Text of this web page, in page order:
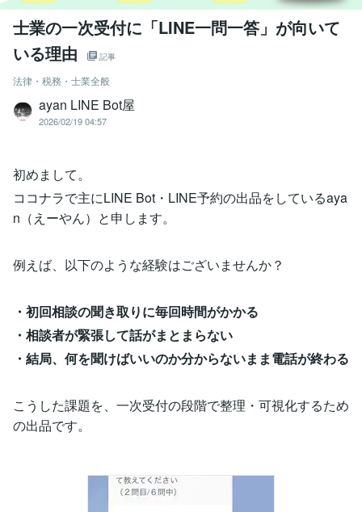
士業の一次受付に「LINE一問一答」が向いて
いる理由
記事
法律・税務・士業全般
ayan LINE Bot屋
2026/02/19 04:57
初めまして。
ココナラで主にLINE Bot・LINE予約の出品をしているaya
n（えーやん）と申します。
例えば、以下のような経験はございませんか？
・初回相談の聞き取りに毎回時間がかかる
・相談者が緊張して話がまとまらない
・結局、何を聞けばいいのか分からないまま電話が終わる
こうした課題を、一次受付の段階で整理・可視化するため
の出品です。